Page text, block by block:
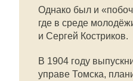
Однако был и
где в среде
и Сергей Костриков.
В 1904 году
управе Томска,